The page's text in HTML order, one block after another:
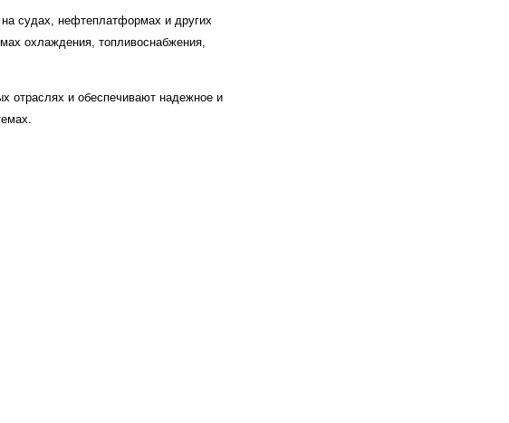
судах, нефтеплатформах и других
охлаждения, топливоснабжения,
отраслях и обеспечивают надежное и